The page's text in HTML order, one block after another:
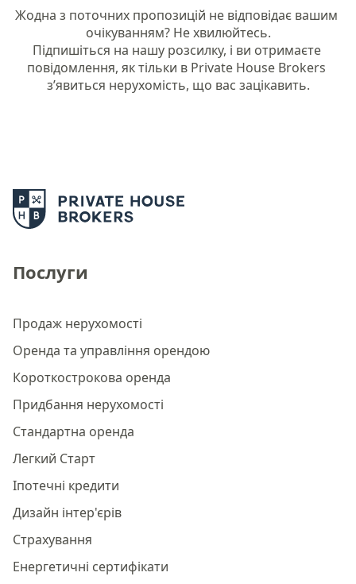
Жодна з поточних пропозицій не відповідає вашим
очікуванням? Не хвилюйтесь.
Підпишіться на нашу розсилку, і ви отримаєте
повідомлення, як тільки в Private House Brokers
з’явиться нерухомість, що вас зацікавить.
Послуги
Продаж нерухомості
Оренда та управління орендою
Короткострокова оренда
Придбання нерухомості
Стандартна оренда
Легкий Старт
Іпотечні кредити
Дизайн інтер'єрів
Страхування
Енергетичні сертифікати